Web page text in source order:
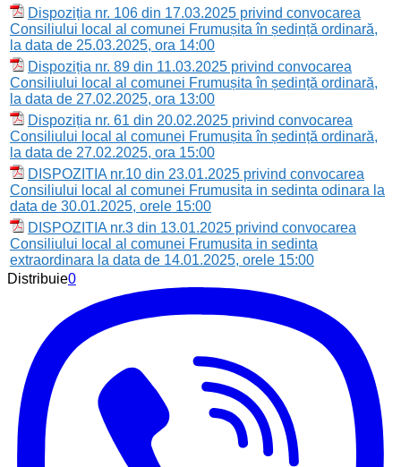
Dispoziția nr. 106 din 17.03.2025 privind convocarea
Consiliului local al comunei Frumușita în ședință ordinară,
la data de 25.03.2025, ora 14:00
Dispoziția nr. 89 din 11.03.2025 privind convocarea
Consiliului local al comunei Frumușita în ședință ordinară,
la data de 27.02.2025, ora 13:00
Dispoziția nr. 61 din 20.02.2025 privind convocarea
Consiliului local al comunei Frumușita în ședință ordinară,
la data de 27.02.2025, ora 15:00
DISPOZITIA nr.10 din 23.01.2025 privind convocarea
Consiliului local al comunei Frumusita in sedinta odinara la
data de 30.01.2025, orele 15:00
DISPOZITIA nr.3 din 13.01.2025 privind convocarea
Consiliului local al comunei Frumusita in sedinta
extraordinara la data de 14.01.2025, orele 15:00
Distribuie0